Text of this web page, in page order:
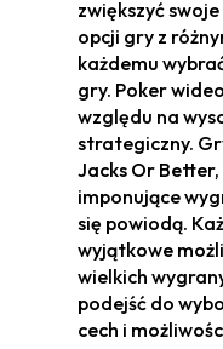
zwiększyć
opcji gry z
każdemu
gry. Poker
względu na
strategiczny.
Jacks Or
imponujące
się powiodą.
wyjątkowe
wielkich
podejść do
cech i